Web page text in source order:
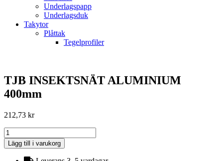
Underlagspapp
Underlagsduk
Takytor
Plåttak
Tegelprofiler
TJB INSEKTSNÄT ALUMINIUM
400mm
212,73 kr
TJB
INSEKTSNÄT
ALUMINIUM
400mm
Lägg till i varukorg